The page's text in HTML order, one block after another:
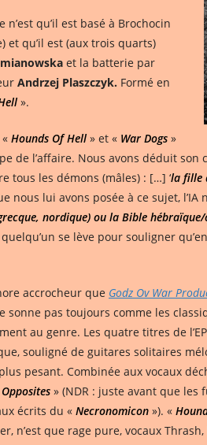
qu’il est basé à Brochocin
et qu’il est (aux trois quarts)
et la batterie par
Andrzej Plaszczyk. Formé en
».
« Hounds Of Hell » et « War Dogs »
de l’affaire. Nous avons déduit
tous les démons (mâles) : […] ‘la fille
nous lui avons posée à ce sujet, l’IA
nordique) ou la Bible
se lève pour souligner
accrocheur que Godz Ov War
sonne pas toujours comme les
au genre. Les quatre titres de
souligné de guitares solitaires
pesant. Combinée aux vocaux
» (NDR : juste avant que les
écrits du « Necronomicon »). «
n’est que rage pure, vocaux